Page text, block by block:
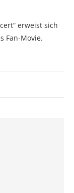
erweist sich
Fan-Movie.